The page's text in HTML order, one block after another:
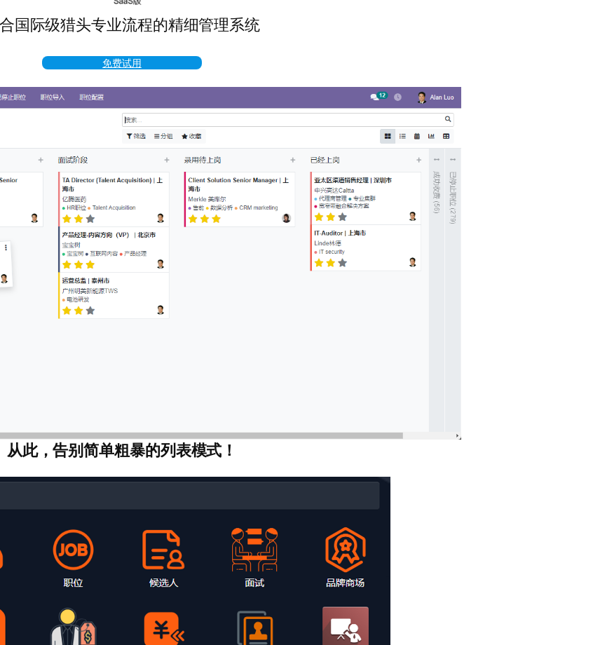
国际级猎头专业流程的精细管理系统
免费试用
从此，告别简单粗暴的列表模式！